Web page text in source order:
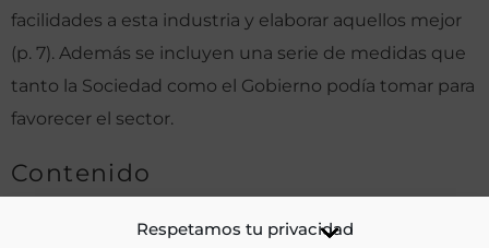
Respetamos tu privacidad
facilidades a esta industria y elaborar aquellos mejor
(p. 7). Además se incluyen una serie de medidas que
tanto la Sociedad como el Gobierno podía tomar para
favorecer el sector.
Contenido